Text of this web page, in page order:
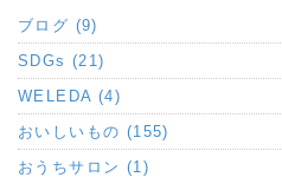
ブログ (9)
SDGs (21)
WELEDA (4)
おいしいもの (155)
おうちサロン (1)